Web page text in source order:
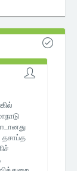
தசாப்த